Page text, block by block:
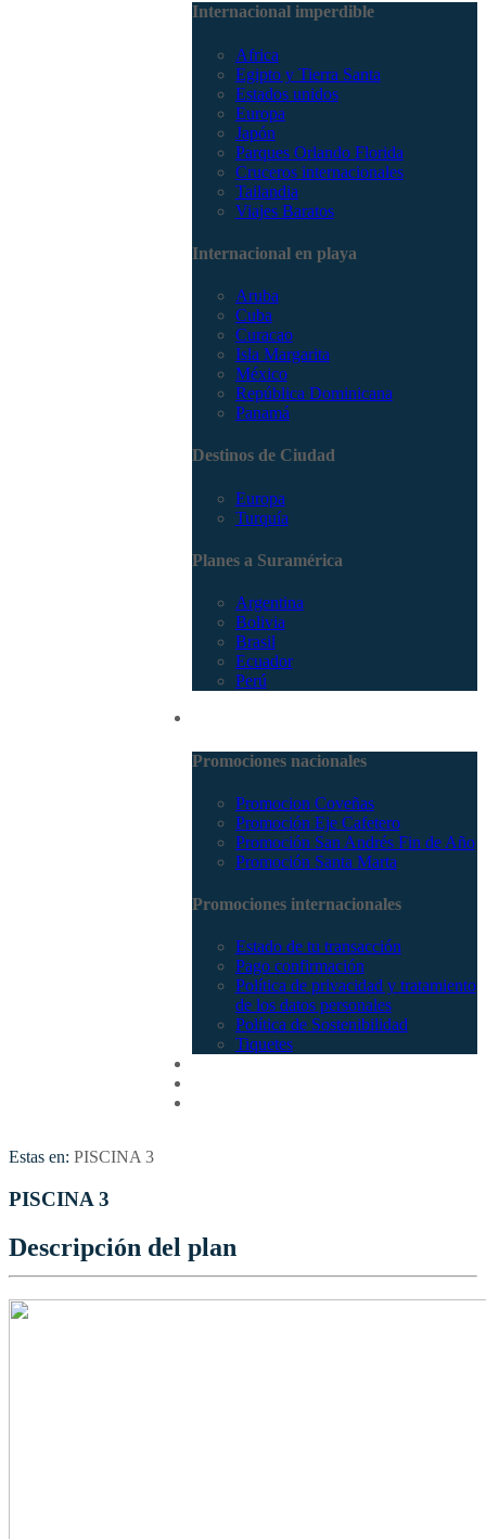
Internacional imperdible
Africa
Egipto y Tierra Santa
Estados unidos
Europa
Japón
Parques Orlando Florida
Cruceros internacionales
Tailandia
Viajes Baratos
Internacional en playa
Aruba
Cuba
Curacao
Isla Margarita
México
República Dominicana
Panamá
Destinos de Ciudad
Europa
Turquía
Planes a Suramérica
Argentina
Bolivia
Brasil
Ecuador
Perú
Promociones nacionales
Promocion Coveñas
Promoción Eje Cafetero
Promoción San Andrés Fin de Año
Promoción Santa Marta
Promociones internacionales
Estado de tu transacción
Pago confirmación
Política de privacidad y tratamiento
de los datos personales
Política de Sostenibilidad
Tiquetes
Estas en: PISCINA 3
PISCINA 3
Descripción del plan